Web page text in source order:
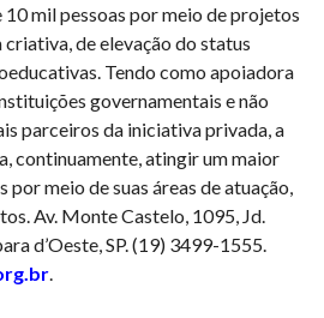
mil pessoas por meio de projetos
de elevação do status
Tendo como apoiadora
governamentais e não
parceiros da iniciativa privada, a
continuamente, atingir um maior
meio de suas áreas de atuação,
Av. Monte Castelo, 1095, Jd.
d’Oeste, SP. (19) 3499-1555.
.